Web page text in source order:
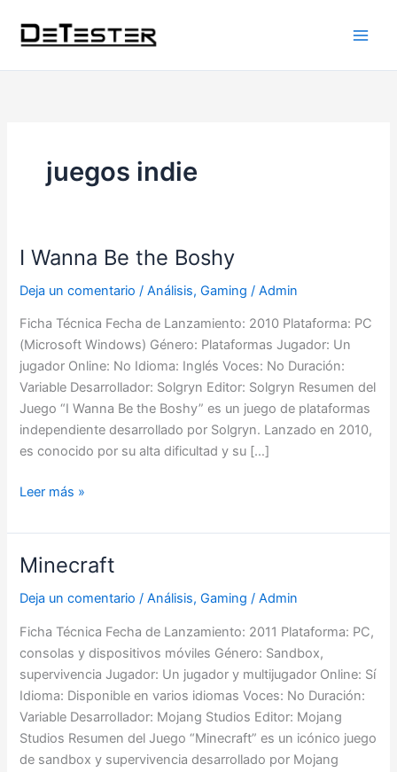
contenido
juegos indie
I Wanna Be the Boshy
Deja un comentario /Análisis,Gaming /Admin
Ficha Técnica Fecha de Lanzamiento: 2010 Plataforma: PC
(Microsoft Windows) Género: Plataformas Jugador: Un
jugador Online: No Idioma: Inglés Voces: No Duración:
Variable Desarrollador: Solgryn Editor: Solgryn Resumen del
Juego “I Wanna Be the Boshy” es un juego de plataformas
independiente desarrollado por Solgryn. Lanzado en 2010,
es conocido por su alta dificultad y su […]
I
Be
the
Boshy
Leer más »
Minecraft
Deja un comentario /Análisis,Gaming /Admin
Ficha Técnica Fecha de Lanzamiento: 2011 Plataforma: PC,
consolas y dispositivos móviles Género: Sandbox,
supervivencia Jugador: Un jugador y multijugador Online: Sí
Idioma: Disponible en varios idiomas Voces: No Duración:
Variable Desarrollador: Mojang Studios Editor: Mojang
Studios Resumen del Juego “Minecraft” es un icónico juego
de sandbox y supervivencia desarrollado por Mojang
Minecraft